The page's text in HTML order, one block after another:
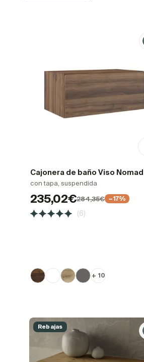
Cajonera de baño Viso Nomad
con tapa, suspendida
235,02€284,35€ −17%
(6)
+ 10
Rebajas